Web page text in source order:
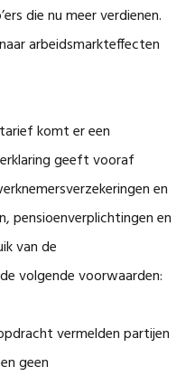
die nu meer verdienen.
arbeidsmarkteffecten
komt er een
geeft vooraf
en
pensioenverplichtingen en
van de
volgende voorwaarden:
vermelden partijen
geen